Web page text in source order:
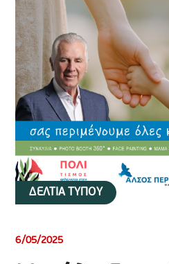
ΔΕΛΤΙΑ ΤΥΠΟΥ
6/05/2025